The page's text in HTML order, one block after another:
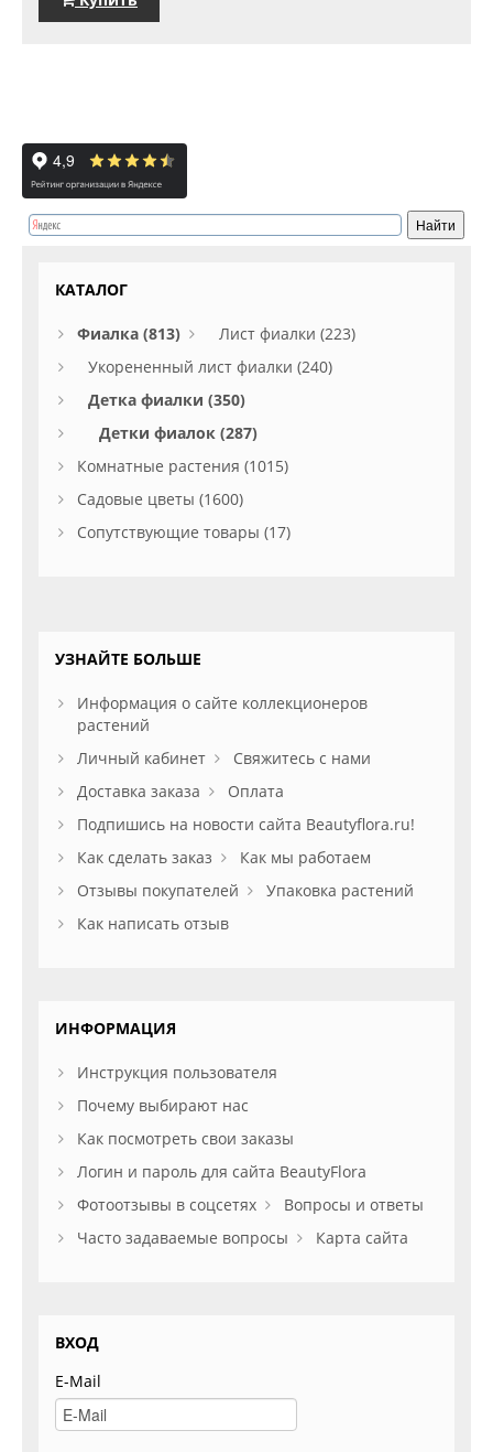
КАТАЛОГ
Фиалка (813)
Лист фиалки (223)
Укорененный лист фиалки (240)
Детка фиалки (350)
Детки фиалок (287)
Комнатные растения (1015)
Садовые цветы (1600)
Сопутствующие товары (17)
УЗНАЙТЕ БОЛЬШЕ
Информация о сайте коллекционеров
растений
Личный кабинет
Свяжитесь с нами
Доставка заказа
Оплата
Подпишись на новости сайта Beautyflora.ru!
Как сделать заказ
Как мы работаем
Отзывы покупателей
Упаковка растений
Как написать отзыв
ИНФОРМАЦИЯ
Инструкция пользователя
Почему выбирают нас
Как посмотреть свои заказы
Логин и пароль для сайта BeautyFlora
Фотоотзывы в соцсетях
Вопросы и ответы
Часто задаваемые вопросы
Карта сайта
ВХОД
E-Mail